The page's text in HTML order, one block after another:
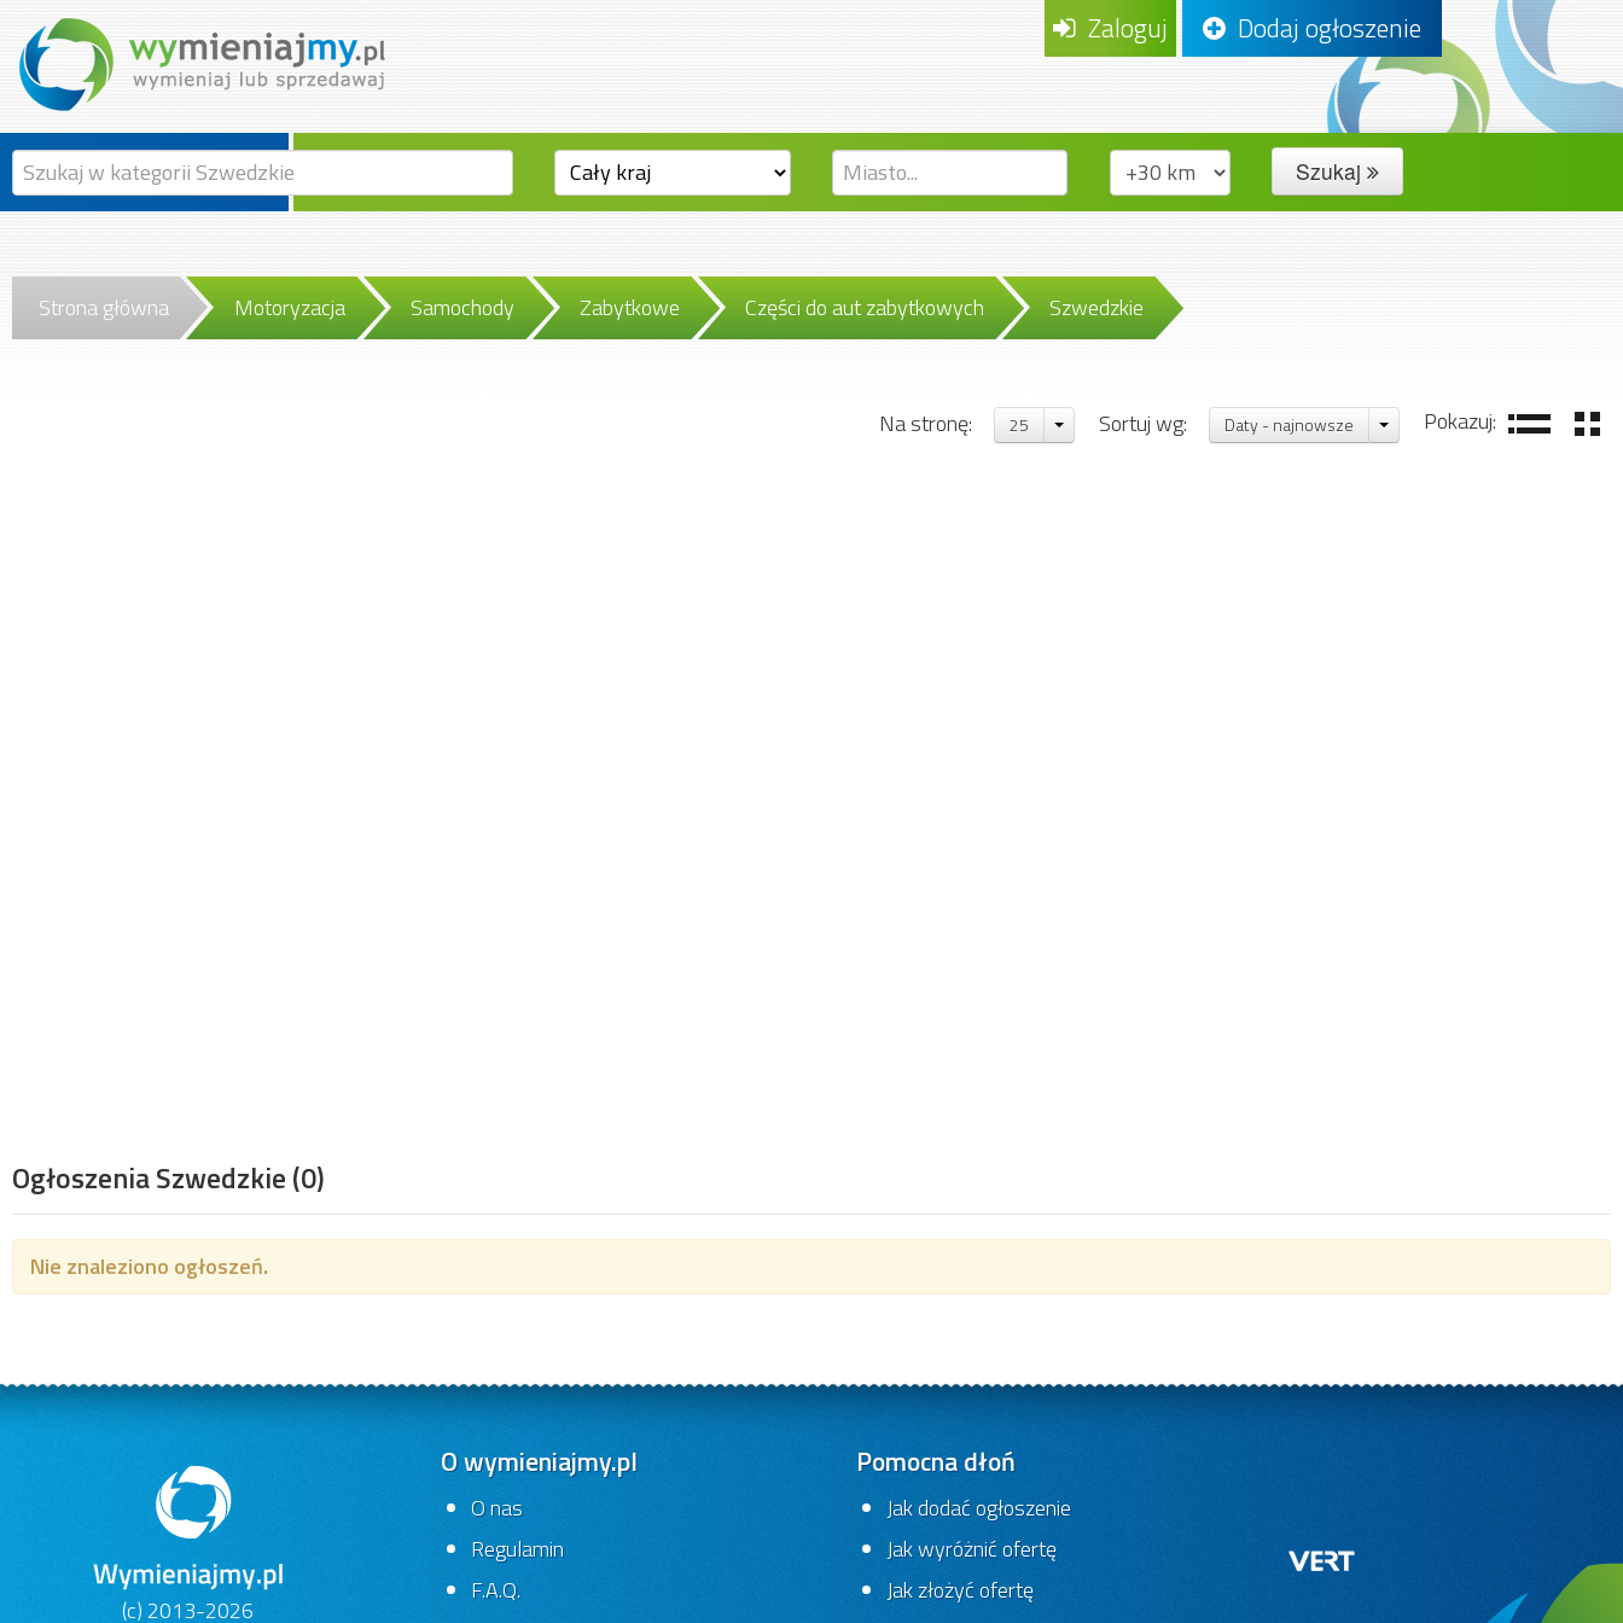
Zaloguj Dodaj ogłoszenie
Szukaj
Strona główna Motoryzacja Samochody Zabytkowe Części do aut zabytkowych Szwedzkie
Ogłoszenia Szwedzkie(0)
Pokazuj:
Sortuj wg: Daty - najnowsze
Na stronę: 25
Nie znaleziono ogłoszeń.
(c) 2013-2026
O wymieniajmy.pl
O nas
Regulamin
F.A.Q.
Pomocna dłoń
Jak dodać ogłoszenie
Jak wyróżnić ofertę
Jak złożyć ofertę